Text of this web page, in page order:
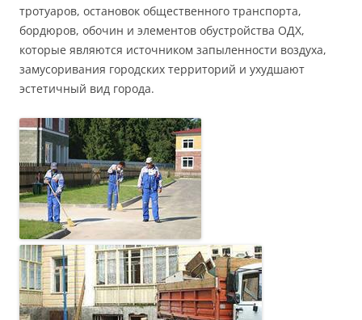
тротуаров, остановок общественного транспорта,
бордюров, обочин и элементов обустройства ОДХ,
которые являются источником запыленности воздуха,
замусоривания городских территорий и ухудшают
эстетичный вид города.